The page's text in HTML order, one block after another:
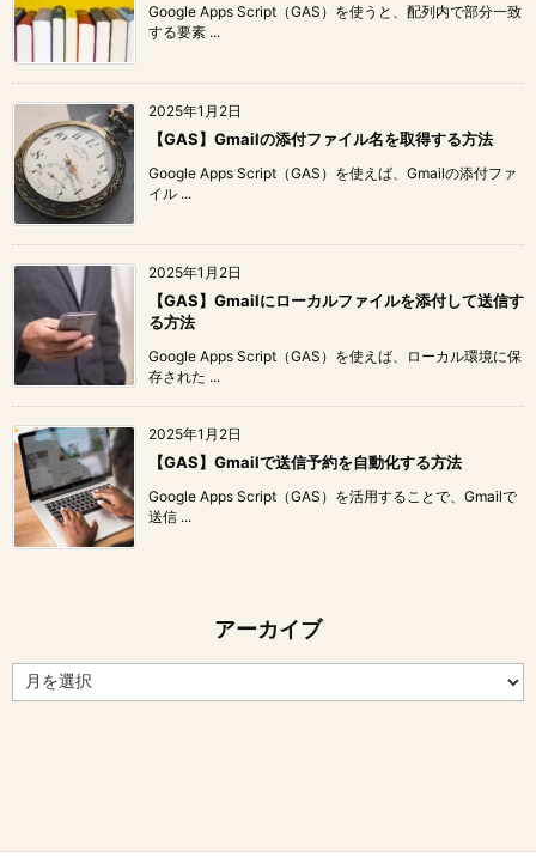
Google Apps Script（GAS）を使うと、配列内で部分一致
する要素 ...
2025年1月2日
【GAS】Gmailの添付ファイル名を取得する方法
Google Apps Script（GAS）を使えば、Gmailの添付ファ
イル ...
2025年1月2日
【GAS】Gmailにローカルファイルを添付して送信す
る方法
Google Apps Script（GAS）を使えば、ローカル環境に保
存された ...
2025年1月2日
【GAS】Gmailで送信予約を自動化する方法
Google Apps Script（GAS）を活用することで、Gmailで
送信 ...
アーカイブ
ー